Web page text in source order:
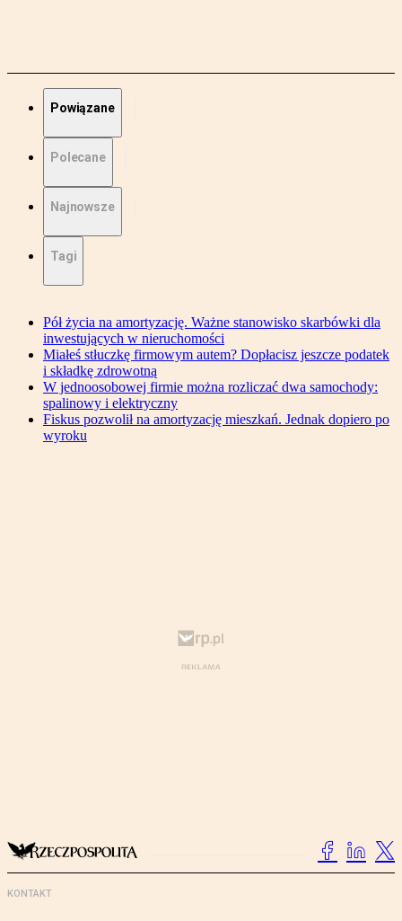
Powiązane
Polecane
Najnowsze
Tagi
Pół życia na amortyzację. Ważne stanowisko skarbówki dla
inwestujących w nieruchomości
Miałeś stłuczkę firmowym autem? Dopłacisz jeszcze podatek
i składkę zdrowotną
W jednoosobowej firmie można rozliczać dwa samochody:
spalinowy i elektryczny
Fiskus pozwolił na amortyzację mieszkań. Jednak dopiero po
wyroku
KONTAKT